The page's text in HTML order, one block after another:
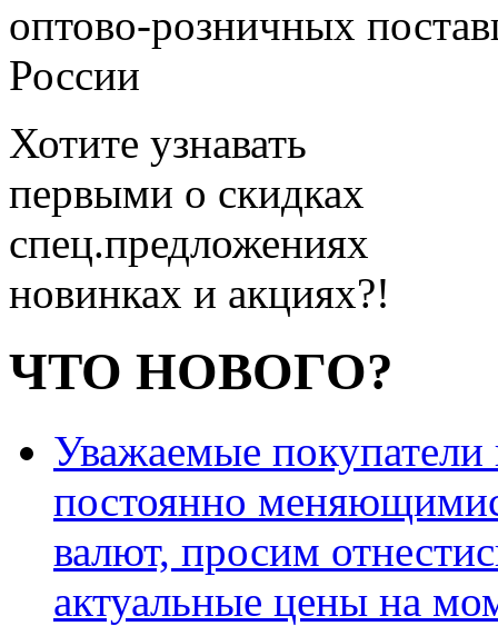
оптово-розничных
России
Хотите узнавать
первыми о скидках
спец.предложениях
новинках и акциях?!
ЧТО НОВОГО?
Уважаемые
постоянно
валют, просим
актуальные цены на